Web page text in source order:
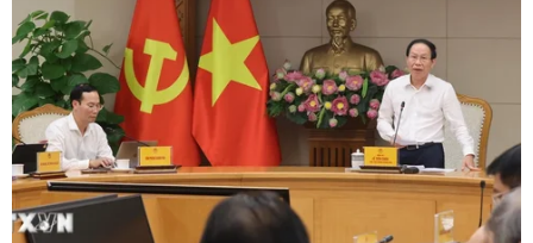
Thanh niên Thủ đô xung kích
trong dịp cao điểm bóc tách F0
13/09/2021 05:14
18 ngàn đoàn viên, thanh niên Thủ đô từ các quận,
huyện, xã, phường đã tăng cường xung kích tham gia
hỗ trợ lấy mẫu xét nghiệm COVID-19 trên địa bàn Hà
Nội.